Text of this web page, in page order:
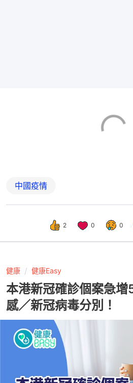
中國疫情
2 0 0
健康 健康Easy
本港新冠確診個案急
感／新冠病毒分別！